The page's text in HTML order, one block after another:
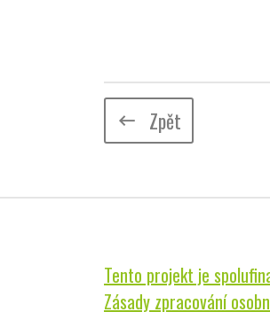
keyboard_backspace Zpět
Tento projekt je
Zásady zpracování